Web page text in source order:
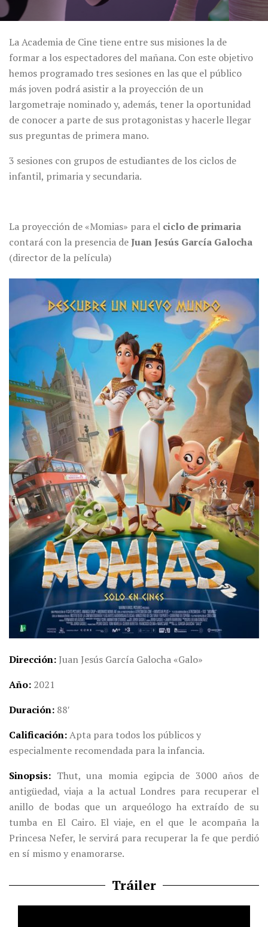
La Academia de Cine tiene entre sus misiones la de
formar a los espectadores del mañana. Con este objetivo
hemos programado tres sesiones en las que el público
más joven podrá asistir a la proyección de un
largometraje nominado y, además, tener la oportunidad
de conocer a parte de sus protagonistas y hacerle llegar
sus preguntas de primera mano.
3 sesiones con grupos de estudiantes de los ciclos de
infantil, primaria y secundaria.
La proyección de «Momias» para el ciclo de primaria
contará con la presencia deJuan Jesús García Galocha
(director de la película)
Dirección Juan Jesús García Galocha «Galo»
Año 2021
Duración 88′
Calificación Apta para todos los públicos y
especialmente recomendada para la infancia.
Sinopsis
Thut, una momia egipcia de 3000 años de
antigüedad, viaja a la actual Londres para recuperar el
anillo de bodas que un arqueólogo ha extraído de su
tumba en El Cairo. El viaje, en el que le acompaña la
Princesa Nefer, le servirá para recuperar la fe que perdió
en sí mismo y enamorarse.
Tráiler